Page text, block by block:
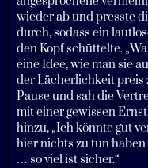
wieder ab und presste
durch, sodass ein
den Kopf schüttelte.
eine Idee, wie man sie
der Lächerlichkeit preis
Pause und sah die
mit einer gewissen
hinzu, „Ich könnte gut
hier nichts zu tun
… so viel ist sicher.“